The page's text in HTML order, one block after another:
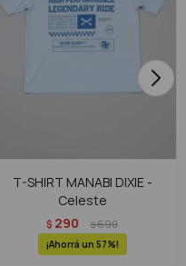
T-SHIRT MANABI DIXIE -
Celeste
$ 290 $690
57